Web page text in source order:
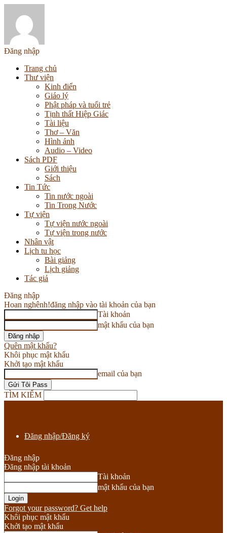
Đăng nhập
Trang chủ
Thư viện
Kinh điển
Giáo lý
Phật pháp và tuổi trẻ
Tịnh thất Hiệp Giác
Tài liệu
Thơ – Văn
Hình ảnh
Audio – Video
Sách PDF
Giới thiệu
Sách
Tin Tức
Tin nước ngoài
Tin Trong Nước
Tự viện
Tự viện nước ngoài
Tự viện trong nước
Nhân vật
Lịch tu học
Bài giảng
Lịch giảng
Tác giả
Đăng nhập
Hoan nghênh!đăng nhập vào tài khoản của bạn
Tài khoản
mật khẩu của bạn
Quên mật khẩu?
Khôi phục mật khẩu
Khởi tạo mật khẩu
email của bạn
TÌM KIẾM
Đăng nhập/Đăng ký
Đăng nhập
Đăng nhập tài khoản
Tài khoản
mật khẩu của bạn
Forgot your password? Get help
Khôi phục mật khẩu
Khởi tạo mật khẩu